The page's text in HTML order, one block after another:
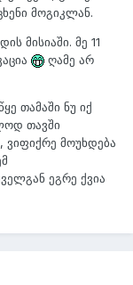
მოგიკლან.
მისიაში. მე 11
ღამე არ
თამაში ნუ იქ
თავში
ვიფიქრე მოუხდება
ეგრე ქვია